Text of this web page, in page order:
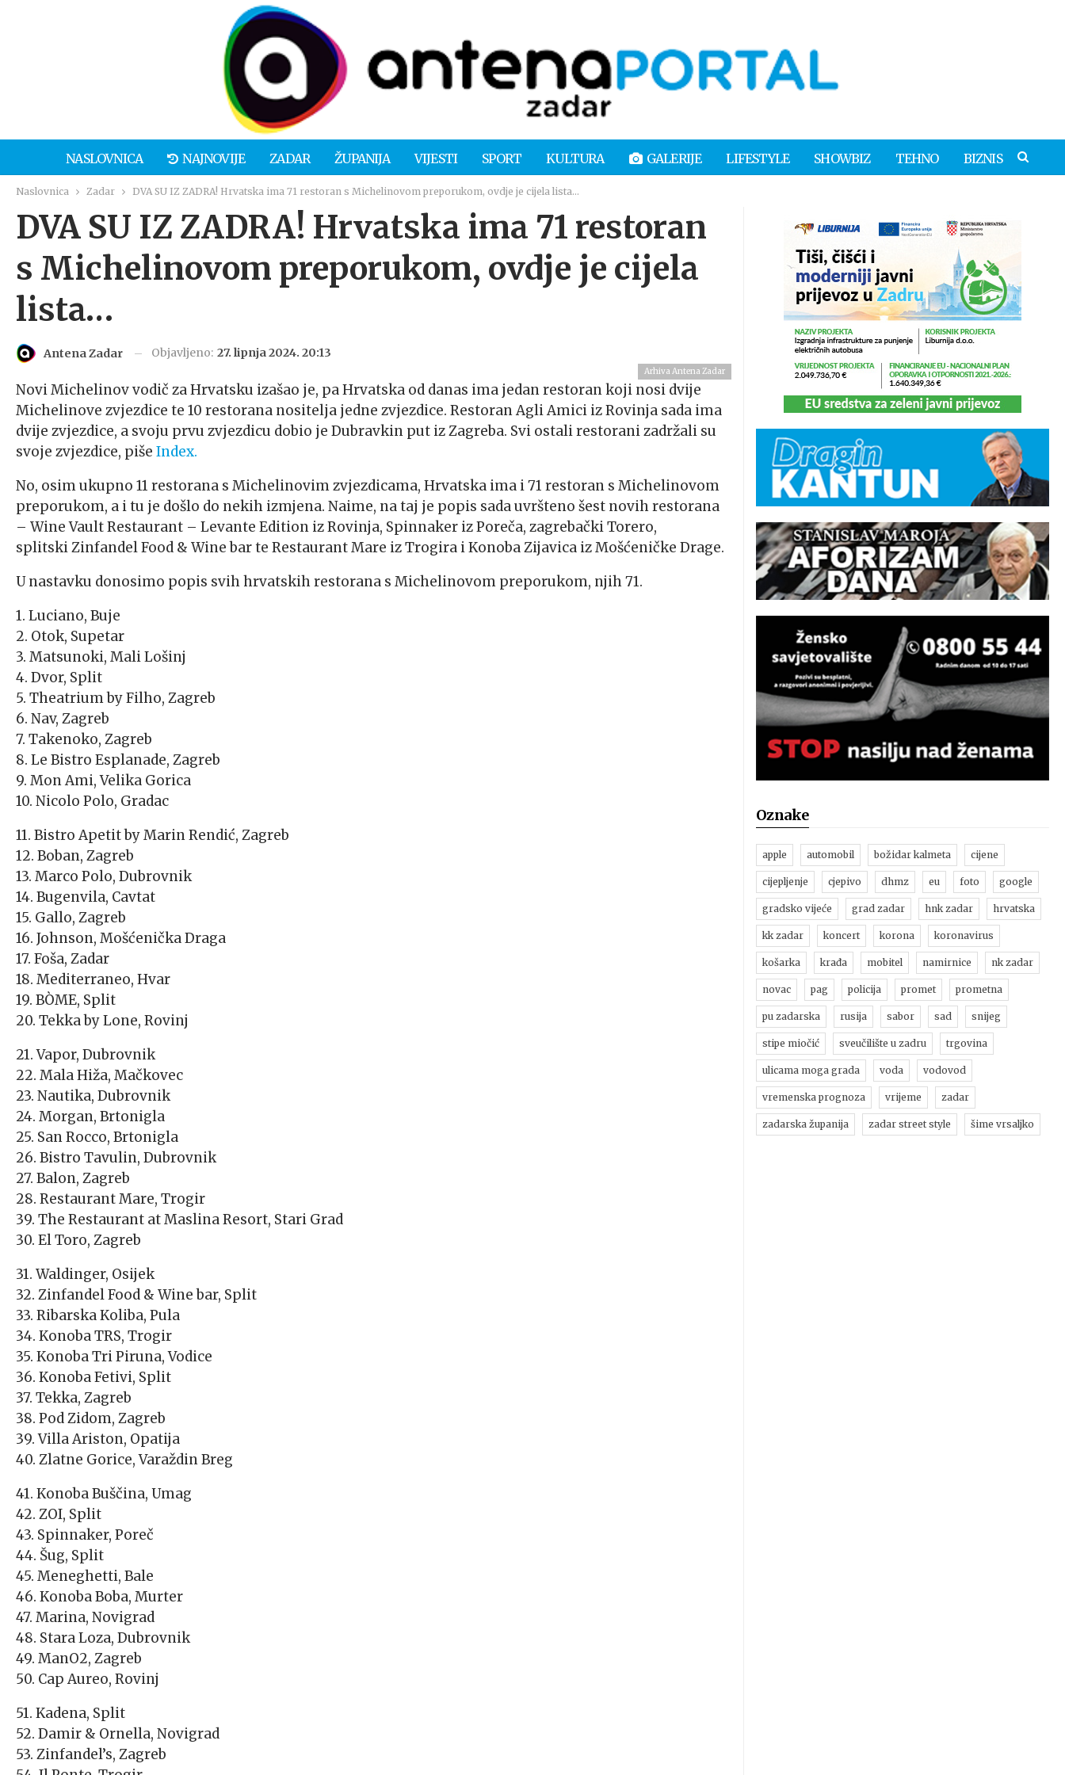
NASLOVNICA NAJNOVIJE ZADAR ŽUPANIJA VIJESTI SPORT KULTURA GALERIJE LIFESTYLE SHOWBIZ TEHNO BIZNIS
Naslovnica Zadar DVA SU IZ ZADRA! Hrvatska ima 71 restoran s Michelinovom preporukom, ovdje je cijela lista…
DVA SU IZ ZADRA! Hrvatska ima 71 restoran
s Michelinovom preporukom, ovdje je cijela
lista…
Antena Zadar Objavljeno: 27. lipnja 2024. 20:13
Arhiva Antena Zadar
Novi Michelinov vodič za Hrvatsku izašao je, pa Hrvatska od danas ima jedan restoran koji nosi dvije
Michelinove zvjezdice te 10 restorana nositelja jedne zvjezdice. Restoran Agli Amici iz Rovinja sada ima
dvije zvjezdice, a svoju prvu zvjezdicu dobio je Dubravkin put iz Zagreba. Svi ostali restorani zadržali su
svoje zvjezdice, piše Index.
No, osim ukupno 11 restorana s Michelinovim zvjezdicama, Hrvatska ima i 71 restoran s Michelinovom
preporukom, a i tu je došlo do nekih izmjena. Naime, na taj je popis sada uvršteno šest novih restorana
– Wine Vault Restaurant – Levante Edition iz Rovinja, Spinnaker iz Poreča, zagrebački Torero,
splitski Zinfandel Food & Wine bar te Restaurant Mare iz Trogira i Konoba Zijavica iz Mošćeničke Drage.
U nastavku donosimo popis svih hrvatskih restorana s Michelinovom preporukom, njih 71.
1. Luciano, Buje
2. Otok, Supetar
3. Matsunoki, Mali Lošinj
4. Dvor, Split
5. Theatrium by Filho, Zagreb
6. Nav, Zagreb
7. Takenoko, Zagreb
8. Le Bistro Esplanade, Zagreb
9. Mon Ami, Velika Gorica
10. Nicolo Polo, Gradac
11. Bistro Apetit by Marin Rendić, Zagreb
12. Boban, Zagreb
13. Marco Polo, Dubrovnik
14. Bugenvila, Cavtat
15. Gallo, Zagreb
16. Johnson, Mošćenička Draga
17. Foša, Zadar
18. Mediterraneo, Hvar
19. BÒME, Split
20. Tekka by Lone, Rovinj
21. Vapor, Dubrovnik
22. Mala Hiža, Mačkovec
23. Nautika, Dubrovnik
24. Morgan, Brtonigla
25. San Rocco, Brtonigla
26. Bistro Tavulin, Dubrovnik
27. Balon, Zagreb
28. Restaurant Mare, Trogir
39. The Restaurant at Maslina Resort, Stari Grad
30. El Toro, Zagreb
31. Waldinger, Osijek
32. Zinfandel Food & Wine bar, Split
33. Ribarska Koliba, Pula
34. Konoba TRS, Trogir
35. Konoba Tri Piruna, Vodice
36. Konoba Fetivi, Split
37. Tekka, Zagreb
38. Pod Zidom, Zagreb
39. Villa Ariston, Opatija
40. Zlatne Gorice, Varaždin Breg
41. Konoba Buščina, Umag
42. ZOI, Split
43. Spinnaker, Poreč
44. Šug, Split
45. Meneghetti, Bale
46. Konoba Boba, Murter
47. Marina, Novigrad
48. Stara Loza, Dubrovnik
49. ManO2, Zagreb
50. Cap Aureo, Rovinj
51. Kadena, Split
52. Damir & Ornella, Novigrad
53. Zinfandel’s, Zagreb
Oznake
apple automobil božidar kalmeta cijene
cijepljenje cjepivo dhmz eu foto google
gradsko vijeće grad zadar hnk zadar hrvatska
kk zadar koncert korona koronavirus
košarka krađa mobitel namirnice nk zadar
novac pag policija promet prometna
pu zadarska rusija sabor sad snijeg
stipe miočić sveučilište u zadru trgovina
ulicama moga grada voda vodovod
vremenska prognoza vrijeme zadar
zadarska županija zadar street style šime vrsaljko